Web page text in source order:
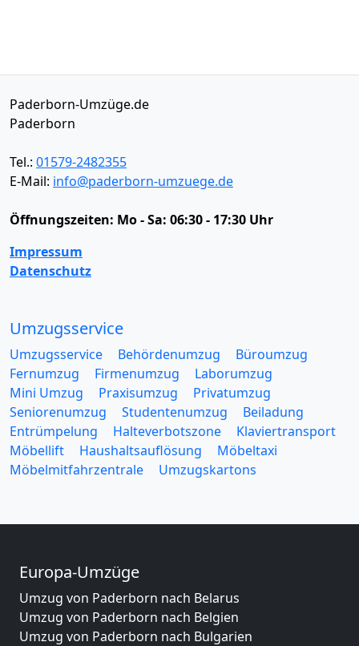
Paderborn-Umzüge.de
Paderborn
Tel.: 01579-2482355
E-Mail: info@paderborn-umzuege.de
Öffnungszeiten: Mo - Sa: 06:30 - 17:30 Uhr
Impressum
Datenschutz
Umzugsservice
Umzugsservice Behördenumzug
Büroumzug
Fernumzug
Firmenumzug
Laborumzug
Mini Umzug
Praxisumzug
Privatumzug
Seniorenumzug
Studentenumzug
Beiladung
Entrümpelung
Halteverbotszone
Klaviertransport
Möbellift
Haushaltsauflösung
Möbeltaxi
Möbelmitfahrzentrale
Umzugskartons
Europa-Umzüge
Umzug von Paderborn nach Belarus
Umzug von Paderborn nach Belgien
Umzug von Paderborn nach Bulgarien